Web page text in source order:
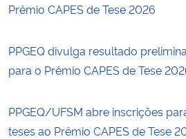
Prêmio CAPES de Tese 2026
PPGEQ divulga resultado
para o Prêmio CAPES de Tese
PPGEQ/UFSM abre inscrições
teses ao Prêmio CAPES de Tese